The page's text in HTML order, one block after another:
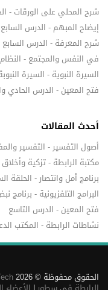
شرح المحلي على الورقات -
إيضاح المبهم - الدرس السابع
شرح المعرفة - الدرس
في النفس والمجتمع -
السيرة النبوية - السيرة
فتح المعين - الدرس الحادي
أحدث المقالات
أصول التفسير - التفسير
مكتبة الرابطة - تزكية وأخلاق
برنامج أمل وانتصار - الحلقة
البرامج التلفزيونية - برنامج
فتح المعين - الدرس التاسع
نشاطات الرابطة - المكتب
الحقوق محفوظة © 2026